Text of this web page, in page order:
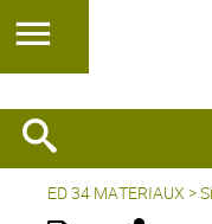
ED 34 MATERIAUX >